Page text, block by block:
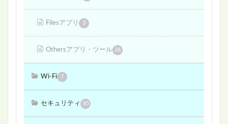
Filesアプリ 3
Othersアプリ・ツール 26
Wi-Fi 7
セキュリティ 10